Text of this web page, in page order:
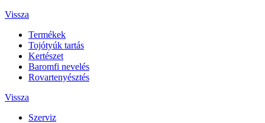
Vissza
Termékek
Tojótyúk tartás
Kertészet
Baromfi nevelés
Rovartenyésztés
Vissza
Szerviz